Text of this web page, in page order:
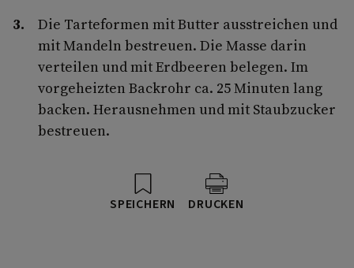
Die Tarteformen mit Butter ausstreichen und
mit Mandeln bestreuen. Die Masse darin
verteilen und mit Erdbeeren belegen. Im
vorgeheizten Backrohr ca. 25 Minuten lang
backen. Herausnehmen und mit Staubzucker
bestreuen.
SPEICHERN DRUCKEN